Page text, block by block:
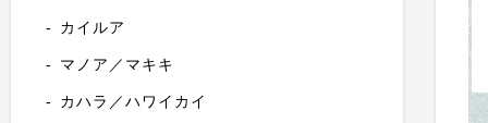
カイルア
マノア／マキキ
カハラ／ハワイカイ